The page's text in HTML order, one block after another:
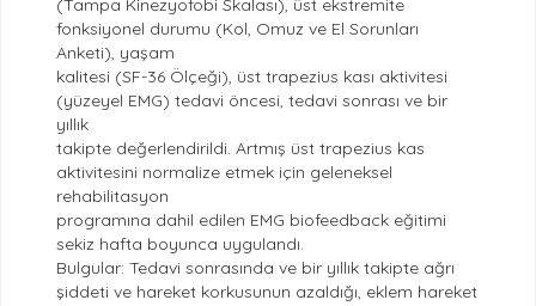
(Tampa Kinezyofobi Skalası), üst ekstremite
fonksiyonel durumu (Kol, Omuz ve El Sorunları
Anketi), yaşam
kalitesi (SF-36 Ölçeği), üst trapezius kası aktivitesi
(yüzeyel EMG) tedavi öncesi, tedavi sonrası ve bir
yıllık
takipte değerlendirildi. Artmış üst trapezius kas
aktivitesini normalize etmek için geleneksel
rehabilitasyon
programına dahil edilen EMG biofeedback eğitimi
sekiz hafta boyunca uygulandı.
Bulgular: Tedavi sonrasında ve bir yıllık takipte ağrı
şiddeti ve hareket korkusunun azaldığı, eklem hareket